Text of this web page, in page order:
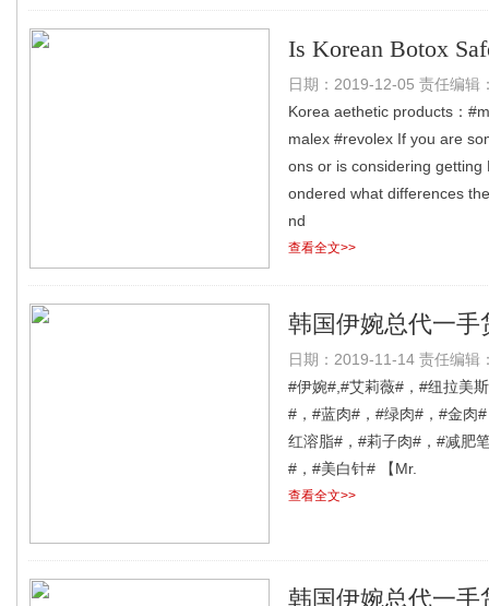
Is Korean Botox
日期：2019-12-05 责任编辑
Korea aethetic products：
malex #revolex If you are
ons or is considering
ondered what differences
nd
查看全文>>
韩国伊婉总代一
代发
日期：2019-11-14 责任编辑
#伊婉#,#艾莉薇#，#纽拉美
#，#蓝肉#，#绿肉#，#金肉
红溶脂#，#莉子肉#，#减肥
#，#美白针# 【Mr.
查看全文>>
韩国伊婉总代一